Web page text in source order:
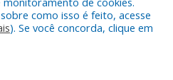
a Câmara Municipal de Belém.
Administrativa
como isso é feito, acesse
). Se você concorda, clique em